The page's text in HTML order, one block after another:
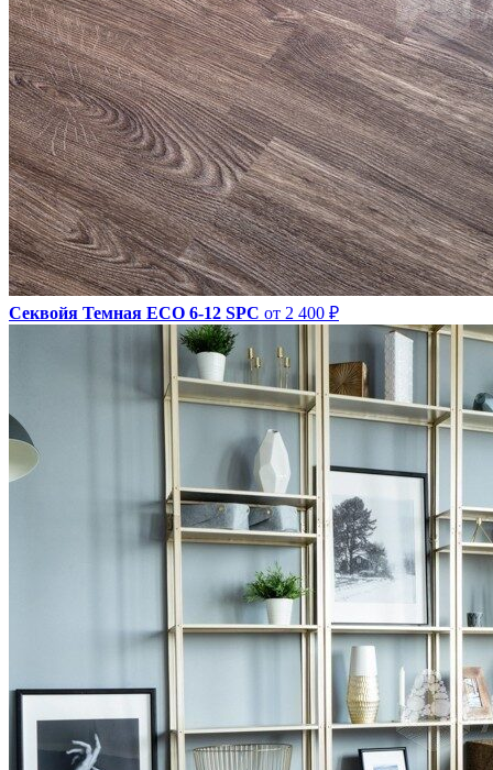
Секвойя Темная ЕСО 6-12 SPC от 2 400 ₽